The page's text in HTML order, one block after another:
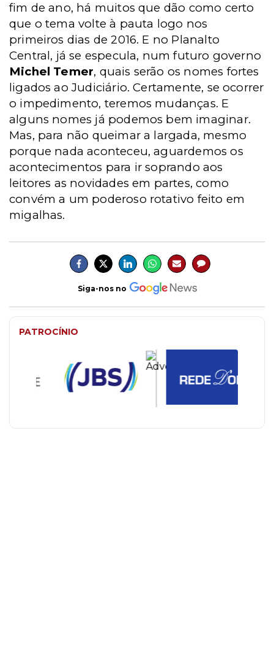
fim de ano, há muitos que dão como certo
que o tema volte à pauta logo nos
primeiros dias de 2016. E no Planalto
Central, já se especula, num futuro governo
Michel Temer, quais serão os nomes fortes
ligados ao Judiciário. Certamente, se ocorrer
o impedimento, teremos mudanças. E
alguns nomes já podemos bem imaginar.
Mas, para não queimar a largada, mesmo
porque nada aconteceu, aguardemos os
acontecimentos para ir soprando aos
leitores as novidades em partes, como
convém a um poderoso rotativo feito em
migalhas.
Siga-nos no
PATROCÍNIO